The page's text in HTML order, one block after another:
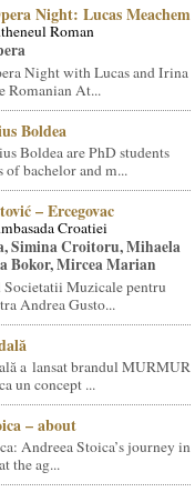
Night: Lucas Meachem
Roman
Night with Lucas and Irina
Romanian At...
Boldea
Boldea are PhD students
of bachelor and m...
– Ercegovac
Croatiei
Simina Croitoru, Mihaela
Bokor, Mircea Marian
Societatii Muzicale pentru
Andrea Gusto...
a lansat brandul MURMUR
un concept ...
– about
Andreea Stoica’s journey in
the ag...